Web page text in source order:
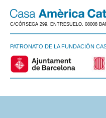
C/CÒRSEGA 299, ENTRESUELO. 08008
PATRONATO DE LA FUNDACIÓN